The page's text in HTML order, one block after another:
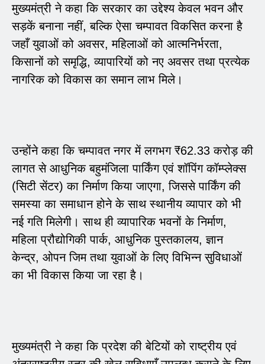
मुख्यमंत्री ने कहा कि सरकार का उद्देश्य केवल भवन और
सड़कें बनाना नहीं, बल्कि ऐसा चम्पावत विकसित करना है
जहाँ युवाओं को अवसर, महिलाओं को आत्मनिर्भरता,
किसानों को समृद्धि, व्यापारियों को नए अवसर तथा प्रत्येक
नागरिक को विकास का समान लाभ मिले।
उन्होंने कहा कि चम्पावत नगर में लगभग ₹62.33 करोड़ की
लागत से आधुनिक बहुमंजिला पार्किंग एवं शॉपिंग कॉम्प्लेक्स
(सिटी सेंटर) का निर्माण किया जाएगा, जिससे पार्किंग की
समस्या का समाधान होने के साथ स्थानीय व्यापार को भी
नई गति मिलेगी। साथ ही व्यापारिक भवनों के निर्माण,
महिला प्रौद्योगिकी पार्क, आधुनिक पुस्तकालय, ज्ञान
केन्द्र, ओपन जिम तथा युवाओं के लिए विभिन्न सुविधाओं
का भी विकास किया जा रहा है।
मुख्यमंत्री ने कहा कि प्रदेश की बेटियों को राष्ट्रीय एवं